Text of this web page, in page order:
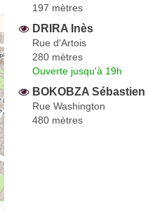
197 mètres
DRIRA Inès
Rue d'Artois
280 mètres
Ouverte jusqu'à 19h
BOKOBZA Sébastien
Rue Washington
480 mètres